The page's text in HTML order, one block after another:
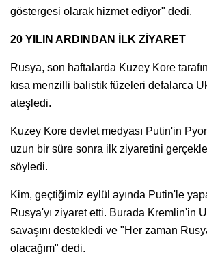
göstergesi olarak hizmet ediyor" dedi.
20 YILIN ARDINDAN İLK ZİYARET
Rusya, son haftalarda Kuzey Kore
kısa menzilli balistik füzeleri defalarca
ateşledi.
Kuzey Kore devlet medyası Putin'in
uzun bir süre sonra ilk ziyaretini
söyledi.
Kim, geçtiğimiz eylül ayında Putin'le
Rusya'yı ziyaret etti. Burada Kremlin'in
savaşını destekledi ve "Her zaman
olacağım" dedi.